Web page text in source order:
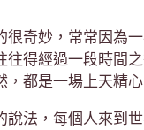
很奇妙，常常因為
往得經過一段時間
，都是一場上天精
說法，每個人來到